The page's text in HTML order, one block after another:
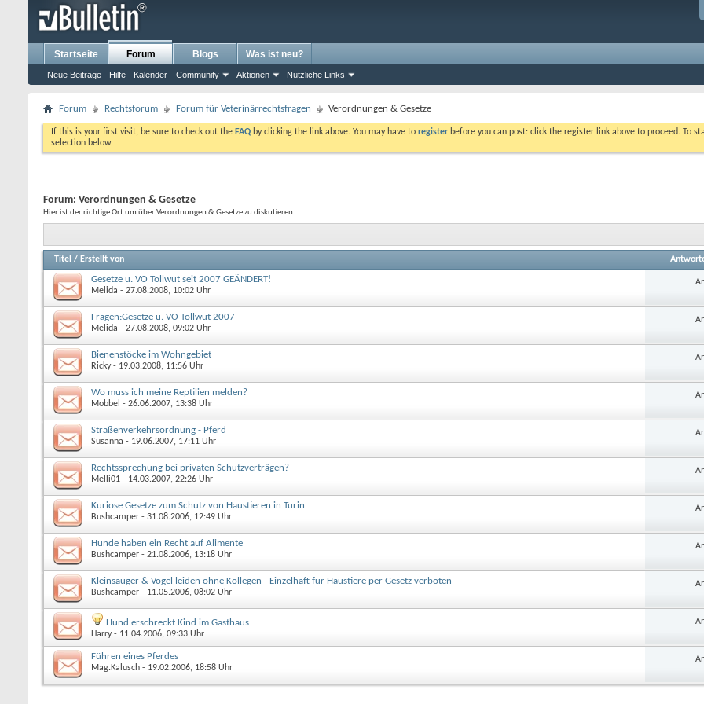
Startseite Forum
Neue Beiträge Hilfe Kalender Community Aktionen Nützliche Links
Blogs Was ist neu?
Forum Rechtsforum Forum für Veterinärrechtsfragen Verordnungen & Gesetze
If this is your first visit, be sure to check out the FAQ by clicking the link above. You may have to register before you can post: click the register link above to proceed. To
selection below.
Forum: Verordnungen & Gesetze
Hier ist der richtige Ort um über Verordnungen & Gesetze zu diskutieren.
Titel / Erstellt von
Gesetze u. VO Tollwut seit 2007 GEÄNDERT!
Melida - 27.08.2008, 10:02 Uhr
Fragen:Gesetze u. VO Tollwut 2007
Melida - 27.08.2008, 09:02 Uhr
Bienenstöcke im Wohngebiet
Ricky- 19.03.2008, 11:56 Uhr
Wo muss ich meine Reptilien melden?
Mobbel - 26.06.2007, 13:38 Uhr
Straßenverkehrsordnung - Pferd
Susanna - 19.06.2007, 17:11 Uhr
Rechtssprechung bei privaten Schutzverträgen?
Melli01 - 14.03.2007, 22:26 Uhr
Kuriose Gesetze zum Schutz von Haustieren in Turin
Bushcamper - 31.08.2006, 12:49 Uhr
Hunde haben ein Recht auf Alimente
Bushcamper - 21.08.2006, 13:18 Uhr
Kleinsäuger & Vögel leiden ohne Kollegen - Einzelhaft für Haustiere per Gesetz verboten
Bushcamper - 11.05.2006, 08:02 Uhr
Hund erschreckt Kind im Gasthaus
Harry- 11.04.2006, 09:33 Uhr
Führen eines Pferdes
Mag.Kalusch - 19.02.2006, 18:58 Uhr